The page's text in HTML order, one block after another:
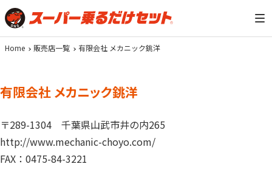
Home 販売店一覧 有限会社 メカニック銚洋
有限会社 メカニック銚洋
〒289-1304
千葉県山武市井の内265
http://www.mechanic-choyo.com/
FAX：0475-84-3221